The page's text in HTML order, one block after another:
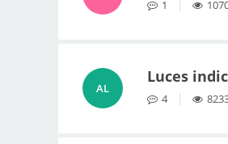
1
AL
Luces
4